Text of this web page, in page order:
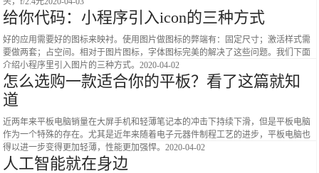
给你代码：小程序引入icon的三种方式
好的应用需要好的图标来映衬。使用图片做图标的弊端有：固定尺寸；激活样式需
要做两套；占空间。相对于图片图标，字体图标完美的解决了这些问题。我们下面
介绍小程序里引入图片的三种方式。2020-04-02
怎么选购一款适合你的平板？看了这篇就知
道
近两年来平板电脑销量在大屏手机和轻薄笔记本的冲击下持续下滑，但是平板电脑
作为一个特殊的存在。尤其是近年来随着电子元器件制程工艺的进步，平板电脑也
得以进一步变得更加轻薄，性能更加强悍。2020-04-02
人工智能就在身边